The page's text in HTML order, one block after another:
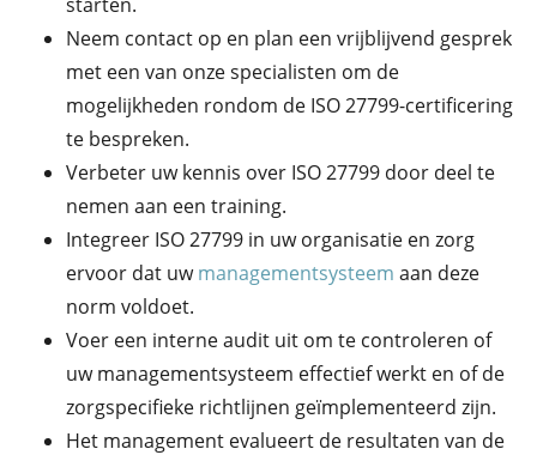
Neem contact op en plan een vrijblijvend gesprek
met een van onze specialisten om de
mogelijkheden rondom de ISO 27799-certificering
te bespreken.
Verbeter uw kennis over ISO 27799 door deel te
nemen aan een training.
Integreer ISO 27799 in uw organisatie en zorg
ervoor dat uwmanagementsysteem aan deze
norm voldoet.
Voer een interne audit uit om te controleren of
uw managementsysteem effectief werkt en of de
zorgspecifieke richtlijnen geïmplementeerd zijn.
Het management evalueert de resultaten van de